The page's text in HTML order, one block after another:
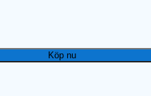
Köp nu